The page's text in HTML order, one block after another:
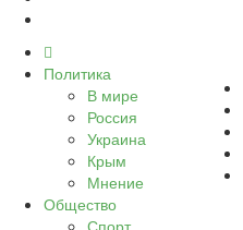
Политика
В мире
Россия
Украина
Крым
Мнение
Общество
Спорт